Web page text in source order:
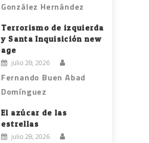
González Hernández
Terrorismo de izquierda
y Santa Inquisición new
age
julio 28, 2026
Fernando Buen Abad
Domínguez
El azúcar de las
estrellas
julio 28, 2026